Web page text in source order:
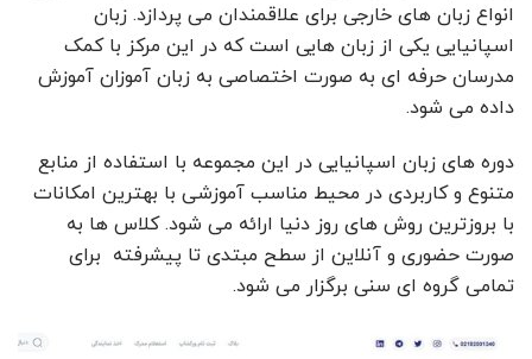
انواع زبان های خارجی برای علاقمندان می پردازد. زبان
اسپانیایی یکی از زبان هایی است که در این مرکز با کمک
مدرسان حرفه ای به صورت اختصاصی به زبان آموزان آموزش
داده می شود.
دوره های زبان اسپانیایی در این مجموعه با استفاده از منابع
متنوع و کاربردی در محیط مناسب آموزشی با بهترین امکانات
با بروزترین روش های روز دنیا ارائه می شود. کلاس ها به
صورت حضوری و آنلاین از سطح مبتدی تا پیشرفته برای
تمامی گروه ای سنی برگزار می شود.